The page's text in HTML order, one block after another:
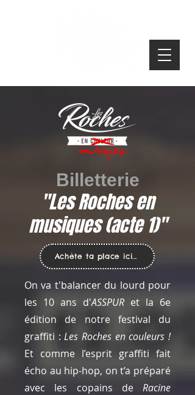
Billetterie
"Les Roches en
musiques (acte 1)"
Achète ta place ici...
On va t'balancer du lourd pour
les 10 ans d'ASSPUR et la 6e
édition de notre festival du
graffiti :Les Roches en couleurs !
Et comme l’esprit graffiti fait
écho au hip-hop, on t’a préparé
avec les copains de Racine